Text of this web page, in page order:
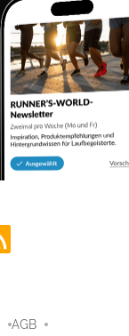
AGB